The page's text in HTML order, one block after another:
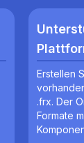
Erstellen
.frx. Der
Formate